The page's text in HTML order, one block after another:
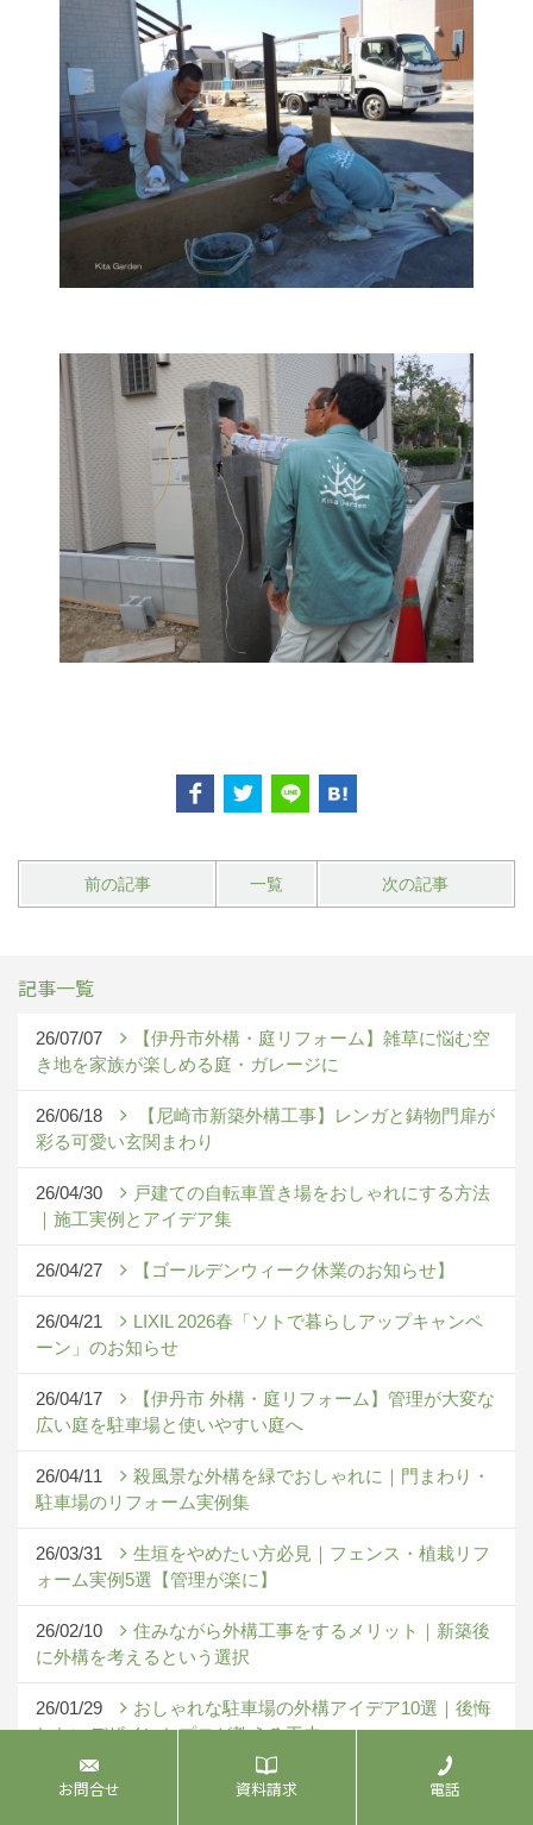
前の記事 一覧 次の記事
記事一覧
26/07/07
【伊丹市外構・庭リフォーム】雑草に悩む空
き地を家族が楽しめる庭・ガレージに
26/06/18
【尼崎市新築外構工事】レンガと鋳物門扉が
彩る可愛い玄関まわり
26/04/30
戸建ての自転車置き場をおしゃれにする方法
｜施工実例とアイデア集
26/04/27 【ゴールデンウィーク休業のお知らせ】
26/04/21
LIXIL 2026春「ソトで暮らしアップキャンペ
ーン」のお知らせ
26/04/17
【伊丹市 外構・庭リフォーム】管理が大変な
広い庭を駐車場と使いやすい庭へ
26/04/11
殺風景な外構を緑でおしゃれに｜門まわり・
駐車場のリフォーム実例集
26/03/31
生垣をやめたい方必見｜フェンス・植栽リフ
ォーム実例5選【管理が楽に】
26/02/10
住みながら外構工事をするメリット｜新築後
に外構を考えるという選択
26/01/29
おしゃれな駐車場の外構アイデア10選｜後悔
しないデザインとプロが教える工夫
お問合せ 資料請求 電話